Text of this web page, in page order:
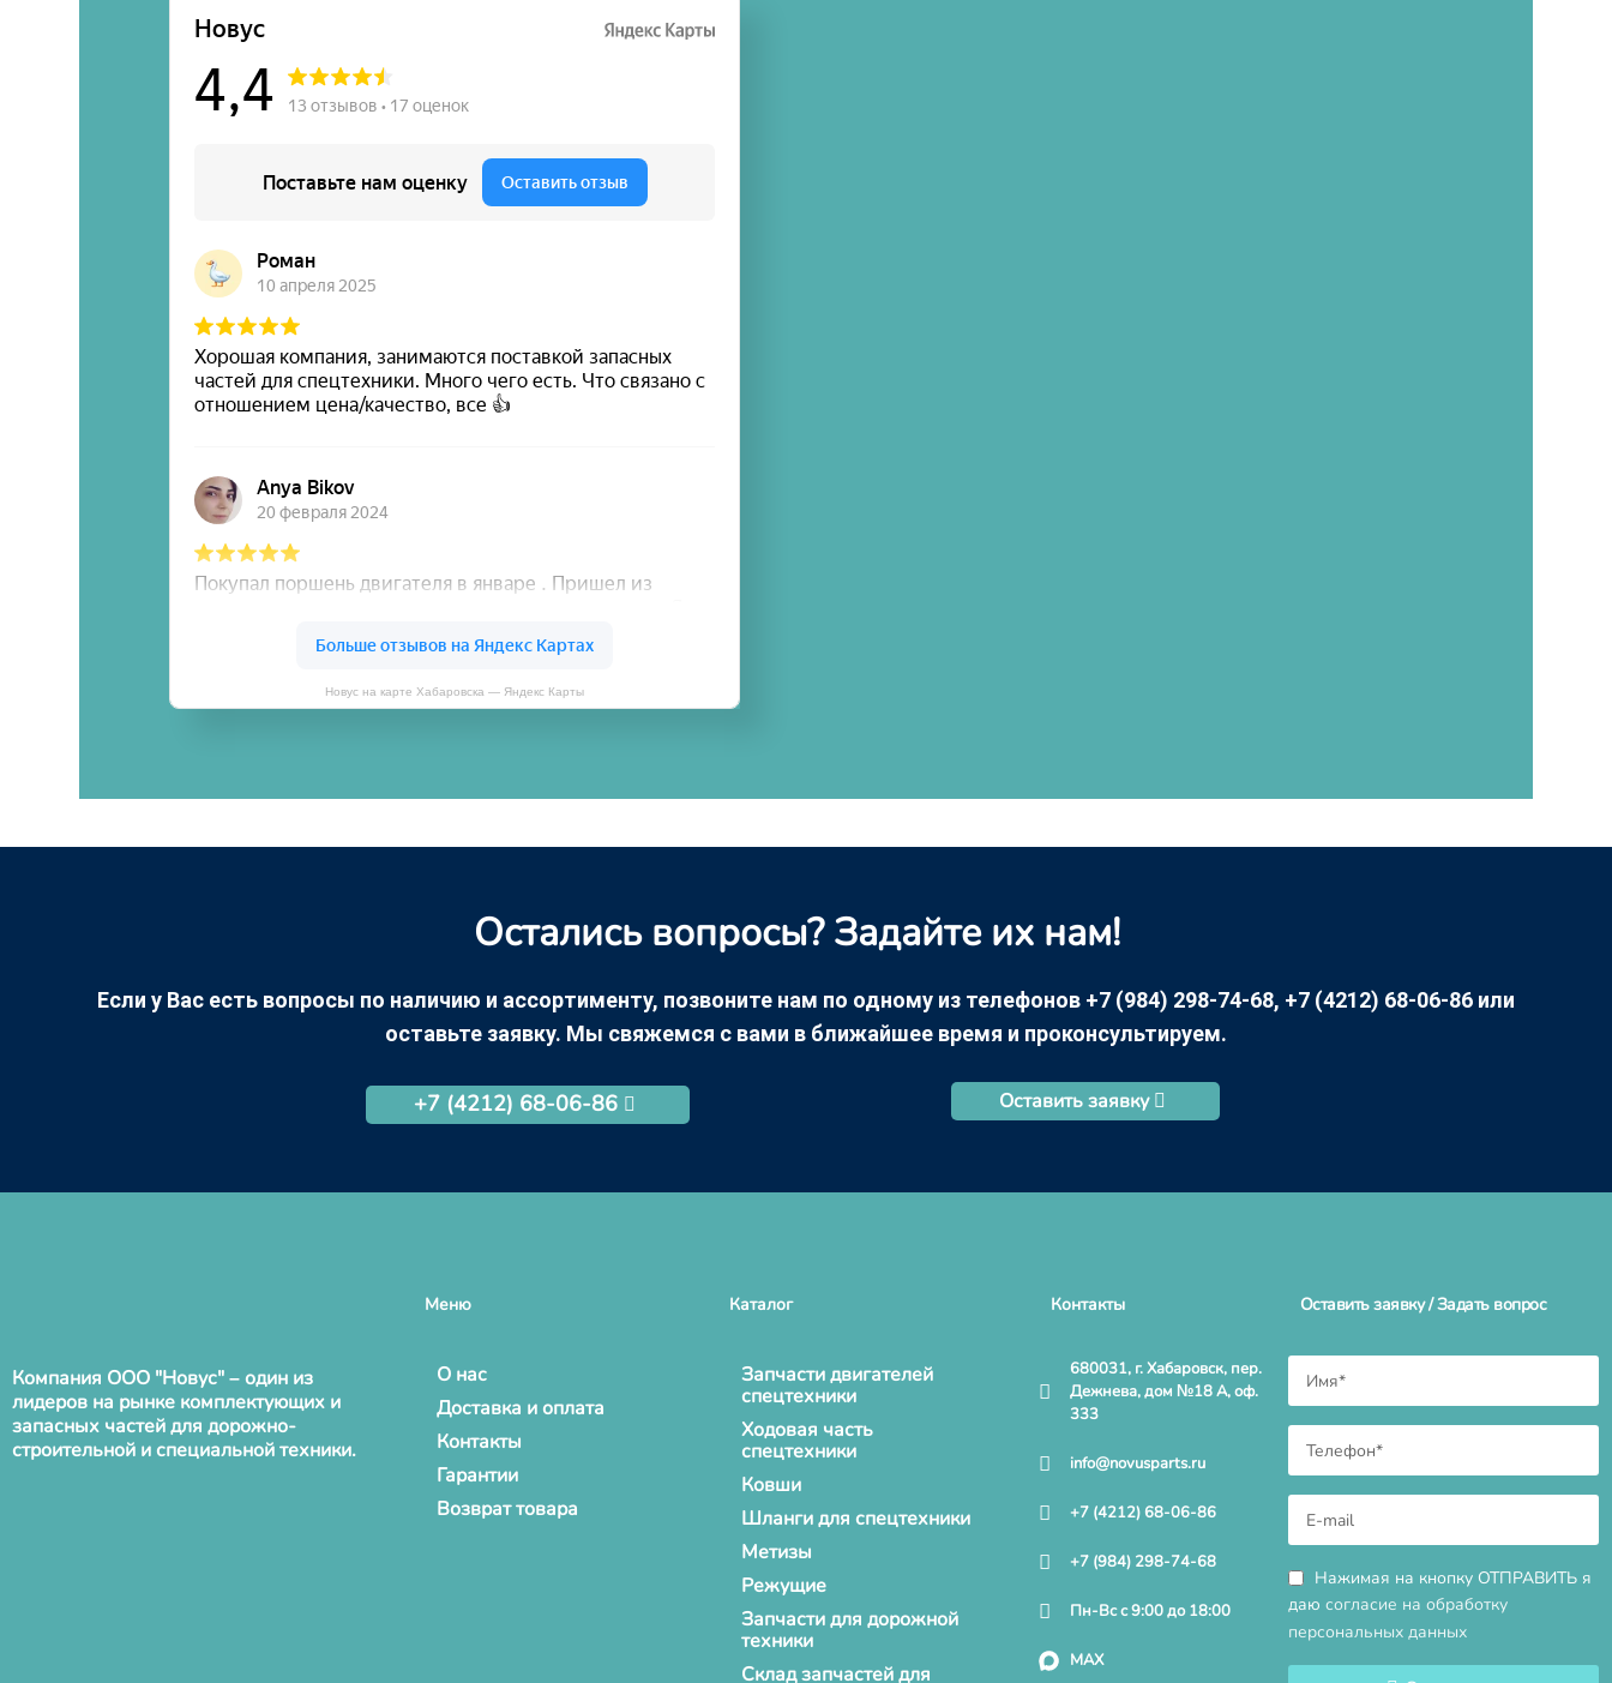
Новус на карте Хабаровска — Яндекс Карты
Остались вопросы? Задайте их нам!
Если у Вас есть вопросы по наличию и ассортименту, позвоните нам по одному из телефонов +7 (984) 298-74-68, +7 (4212) 68-06-86 или
оставьте заявку. Мы свяжемся с вами в ближайшее время и проконсультируем.
+7 (4212) 68-06-86 Оставить заявку
Компания ООО "Новус" – один из
лидеров на рынке комплектующих и
запасных частей для дорожно-
строительной и специальной техники.
Меню
О нас
Доставка и оплата
Контакты
Гарантии
Возврат товара
Каталог
Запчасти двигателей
спецтехники
Ходовая часть
спецтехники
Ковши
Шланги для спецтехники
Метизы
Режущие
Запчасти для дорожной
техники
Склад запчастей для
Контакты
680031, г. Хабаровск, пер.
Дежнева, дом №18 А, оф.
333
info@novusparts.ru
+7 (4212) 68-06-86
+7 (984) 298-74-68
Пн-Вс с 9:00 до 18:00
MAX
Оставить заявку / Задать вопрос
Нажимая на кнопку ОТПРАВИТЬ я
даю согласие на обработку
персональных данных